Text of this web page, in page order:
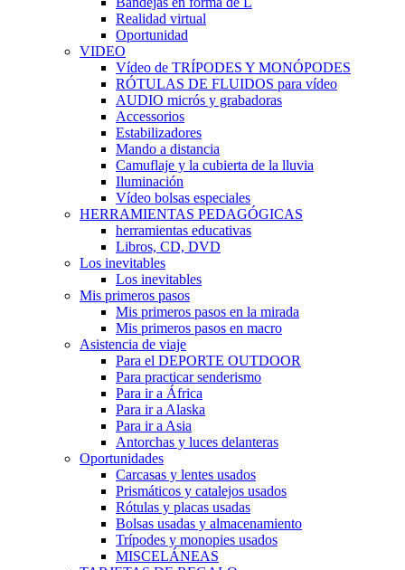
Realidad virtual
Oportunidad
VIDEO
Vídeo de TRÍPODES Y MONÓPODES
RÓTULAS DE FLUIDOS para vídeo
AUDIO micrós y grabadoras
Accessorios
Estabilizadores
Mando a distancia
Camuflaje y la cubierta de la lluvia
Iluminación
Vídeo bolsas especiales
HERRAMIENTAS PEDAGÓGICAS
herramientas educativas
Libros, CD, DVD
Los inevitables
Los inevitables
Mis primeros pasos
Mis primeros pasos en la mirada
Mis primeros pasos en macro
Asistencia de viaje
Para el DEPORTE OUTDOOR
Para practicar senderismo
Para ir a África
Para ir a Alaska
Para ir a Asia
Antorchas y luces delanteras
Oportunidades
Carcasas y lentes usados
Prismáticos y catalejos usados
Rótulas y placas usadas
Bolsas usadas y almacenamiento
Trípodes y monopies usados
MISCELÁNEAS